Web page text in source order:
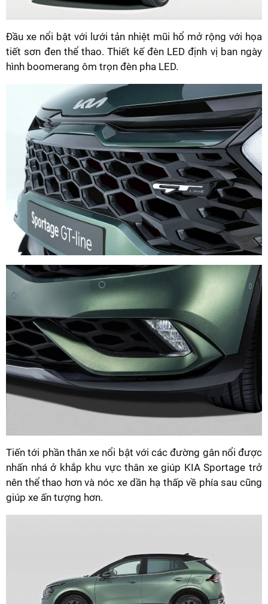
Đầu xe nổi bật với lưới tản nhiệt mũi hổ mở rộng với họa
tiết sơn đen thể thao. Thiết kế đèn LED định vị ban ngày
hình boomerang ôm trọn đèn pha LED.
Tiến tới phần thân xe nổi bật với các đường gân nổi được
nhấn nhá ở khắp khu vực thân xe giúp KIA Sportage trở
nên thể thao hơn và nóc xe dần hạ thấp về phía sau cũng
giúp xe ấn tượng hơn.